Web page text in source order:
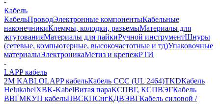
-
Кабель
КабельПроводЭлектронные компонентыКабельные
наконечникиКлеммы, колодки, разъемыМатериалы для
жгутованияМатериалы для пайкиРучной инструментШнуры
(сетевые, компьютерные, высокочастотные и тд)Упаковочные
материалыЭлектроникаМетиз и крепежРТИ
-
LAPP кабель
2M KABLOLAPP кабельКабель CCC (UL 2464)TKDКабель
HelukabelXBK-KabelВитая параКСПВГ, КСПВЭГКабель
ВВГМКУП кабельПВСКПСнгКДВЭВГКабель силовой /